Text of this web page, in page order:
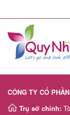
CÔNG TY CỔ
Trụ sở chính: